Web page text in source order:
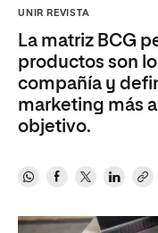
UNIR REVISTA
La matriz BCG
productos son
compañía y
marketing más
objetivo.